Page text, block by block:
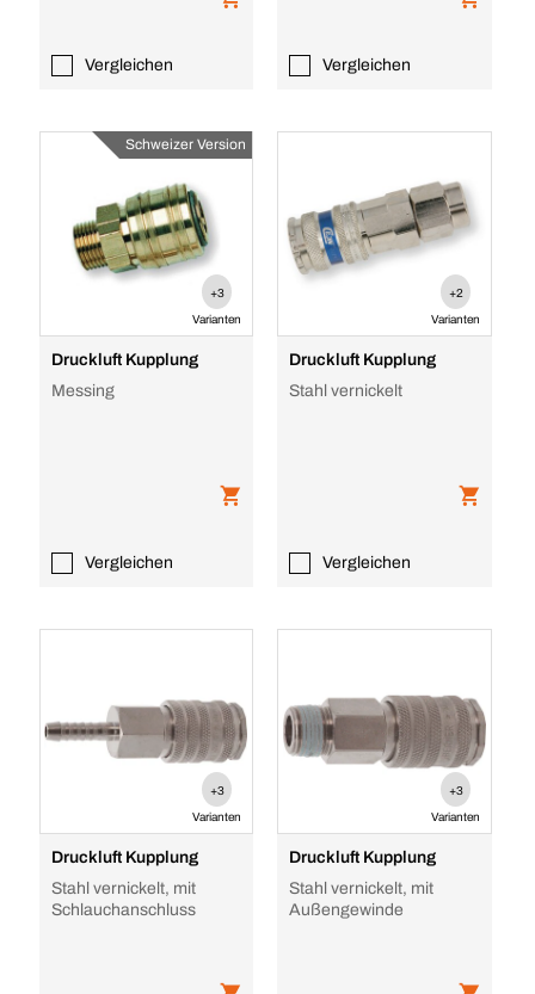
Vergleichen Vergleichen
Schweizer Version
+3
Varianten
Druckluft Kupplung
Messing
Vergleichen
+2
Varianten
Druckluft Kupplung
Stahl vernickelt
Vergleichen
+3
Varianten
Druckluft Kupplung
Stahl vernickelt, mit
Schlauchanschluss
+3
Varianten
Druckluft Kupplung
Stahl vernickelt, mit
Außengewinde